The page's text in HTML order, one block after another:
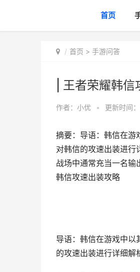
首页
首页 > 手游问答
| 王者荣耀韩
作者： 小优 • 更新时间
摘要：导语：韩信在游
对韩信的攻速出装进行
战场中通常充当一名输
韩信攻速出装攻略
导语：韩信在游戏中以
的攻速出装进行详细解